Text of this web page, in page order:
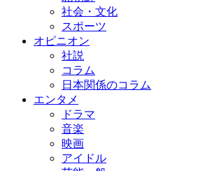
社会・文化
スポーツ
オピニオン
社説
コラム
日本関係のコラム
エンタメ
ドラマ
音楽
映画
アイドル